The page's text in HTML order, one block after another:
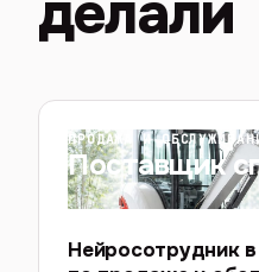
делали
ПРОДАЖА И
Поставщик
Нейросотрудник